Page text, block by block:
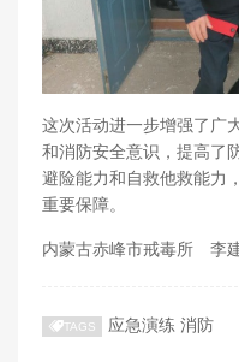
这次活动进一步增强了广
和消防安全意识，提高了
避险能力和自救他救能力
重要保障。
内蒙古赤峰市戒毒所 李
TAGS 应急演练 消防